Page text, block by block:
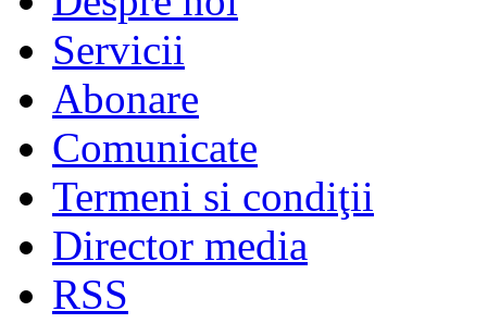
Servicii
Abonare
Comunicate
Termeni si condiţii
Director media
RSS